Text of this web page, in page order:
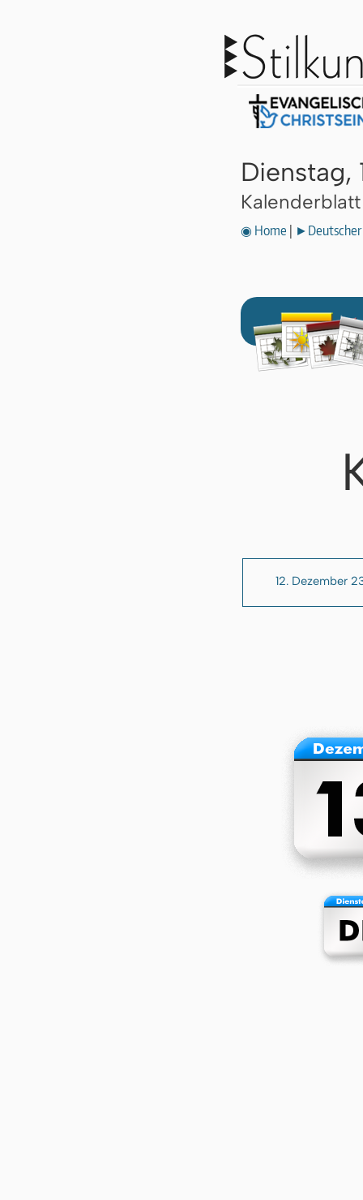
Dienstag,
◉ Home ►Deutscher
12. Dezember